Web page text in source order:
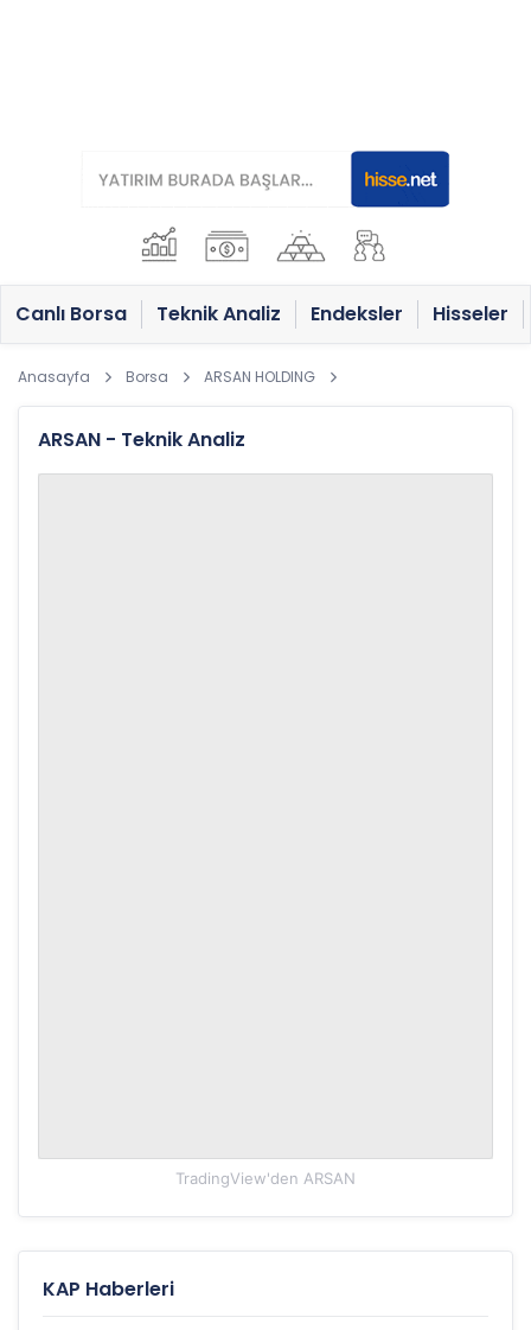
Canlı Borsa Teknik Analiz Endeksler Hisseler
Anasayfa Borsa ARSAN HOLDING
ARSAN - Teknik Analiz
TradingView'den ARSAN
KAP Haberleri